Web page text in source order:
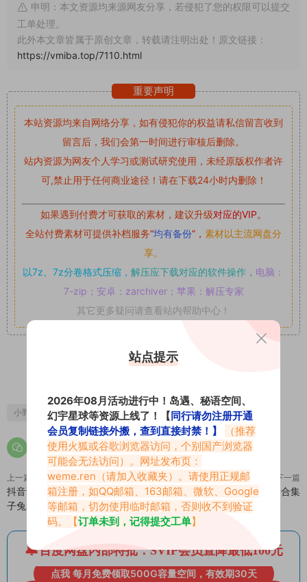
申明：本文资源均来源网友分享，若侵犯了您的权限可以提交
工单处理。
此外本文章皆属于原创文章，转载请注明出处！原文链接：
https://vmiba.top/7110.html
重要声明
本站资源均来自网络分享，如有侵犯你的权益请私信留言收到
留言后，我们会第一时间进行审核后删除。
站内资源为网友个人学习或测试研究使用，未经原版权作者许
可,禁止用于任何商业途径！请在下载24小时内删除！
如果遇到付费才可获取的素材，建议升级对应的VIP。
全站付费素材可提供补档服务“均有备份”， 素材以主流网盘分
享。
以7z、7z分卷格式压缩， 解压应下载对应的软件操作， 电脑：
7-zip；安卓：zarchiver；苹果：解压专家
其它更多疑问请查看站内帮助中心！
小野泽子 小野泽子微密圈
上一篇
抖音甜子兔微密圈图片好看还是晴
子兔的好看？
下一篇
波浪海苔微密圈专属入圈作品合集
百度网盘内部特批：SVIP会员直降最低100元
点我 每月免费领取500G容量空间，有效期30天
站点提示
2026年08月活动进行中！岛遇、秘语空间、
幻宇星球等资源上线了！【同行请勿注册开通
会员复制链接外搬，查到直接封禁！】
（推荐
使用火狐或谷歌浏览器访问，个别国产浏览器
可能会无法访问）。网址发布页：
weme.ren （请加入收藏夹）。请使用正规邮
箱注册，如QQ邮箱、163邮箱、微软、Google
等邮箱，切勿使用临时邮箱，否则收不到验证
码。【订单未到，记得提交工单】